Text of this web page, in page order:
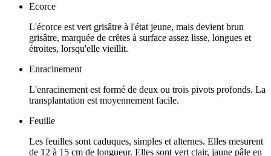
Ecorce
L'écorce est vert grisâtre à l'état jeune, mais devient brun
grisâtre, marquée de crêtes à surface assez lisse, longues et
étroites, lorsqu'elle vieillit.
Enracinement
L'enracinement est formé de deux ou trois pivots profonds. La
transplantation est moyennement facile.
Feuille
Les feuilles sont caduques, simples et alternes. Elles mesurent
de 12 à 15 cm de longueur. Elles sont vert clair, jaune pâle en